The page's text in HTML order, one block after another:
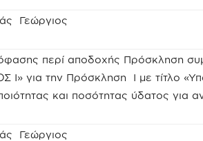
Γεώργιος
περί αποδοχής Πρόσκληση
για την Πρόσκληση Ι με τίτλο
και ποσότητας ύδατος για
Γεώργιος